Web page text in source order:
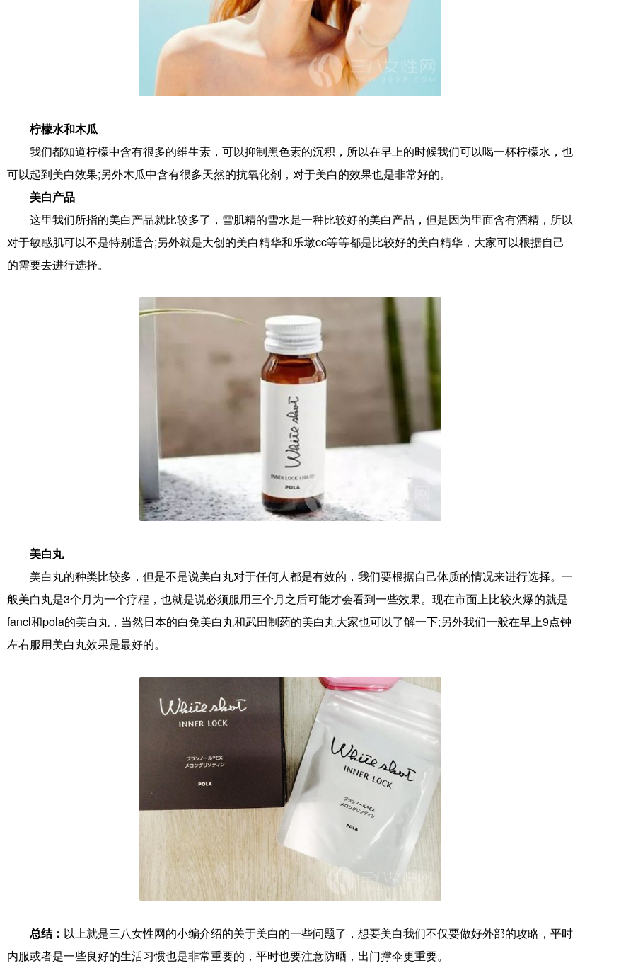
柠檬水和木瓜
我们都知道柠檬中含有很多的维生素，可以抑制黑色素的沉积，所以在早上的时候我们可以喝一杯柠檬水，也
可以起到美白效果;另外木瓜中含有很多天然的抗氧化剂，对于美白的效果也是非常好的。
美白产品
这里我们所指的美白产品就比较多了，雪肌精的雪水是一种比较好的美白产品，但是因为里面含有酒精，所以
对于敏感肌可以不是特别适合;另外就是大创的美白精华和乐墩cc等等都是比较好的美白精华，大家可以根据自己
的需要去进行选择。
美白丸
美白丸的种类比较多，但是不是说美白丸对于任何人都是有效的，我们要根据自己体质的情况来进行选择。一
般美白丸是3个月为一个疗程，也就是说必须服用三个月之后可能才会看到一些效果。现在市面上比较火爆的就是
fancl和pola的美白丸，当然日本的白兔美白丸和武田制药的美白丸大家也可以了解一下;另外我们一般在早上9点钟
左右服用美白丸效果是最好的。
总结： 以上就是三八女性网的小编介绍的关于美白的一些问题了，想要美白我们不仅要做好外部的攻略，平时
内服或者是一些良好的生活习惯也是非常重要的，平时也要注意防晒，出门撑伞更重要。